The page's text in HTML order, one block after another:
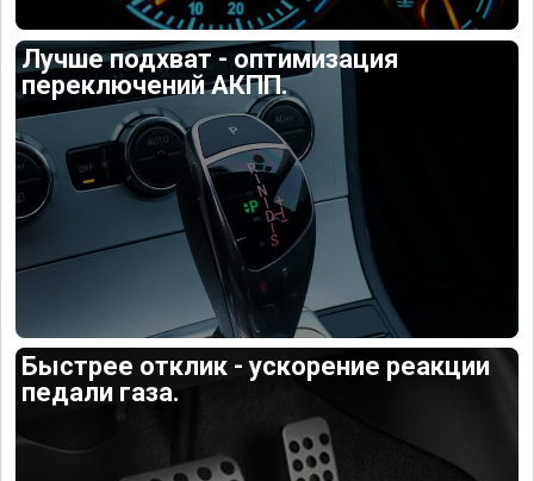
Лучше подхват - оптимизация
переключений АКПП.
Быстрее отклик - ускорение реакции
педали газа.